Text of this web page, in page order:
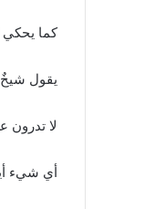
كما يحكي
يقول
لا تدرون
أي شيء